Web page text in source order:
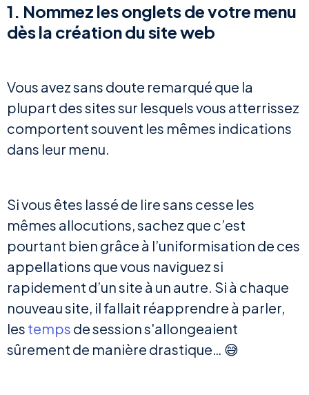
1. Nommez les onglets de votre menu
dès la création du site web
Vous avez sans doute remarqué que la
plupart des sites sur lesquels vous atterrissez
comportent souvent les mêmes indications
dans leur menu.
Si vous êtes lassé de lire sans cesse les
mêmes allocutions, sachez que c’est
pourtant bien grâce à l’uniformisation de ces
appellations que vous naviguez si
rapidement d’un site à un autre. Si à chaque
nouveau site, il fallait réapprendre à parler,
les temps de session s'allongeaient
sûrement de manière drastique… 😅